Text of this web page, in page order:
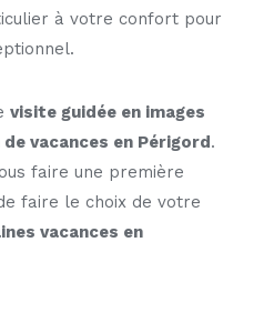
à votre confort pour
visite guidée en images
vacances en Périgord.
faire une première
faire le choix de votre
vacances en